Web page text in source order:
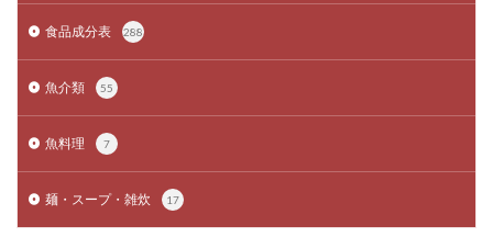
食品成分表 288
魚介類 55
魚料理 7
麺・スープ・雑炊 17